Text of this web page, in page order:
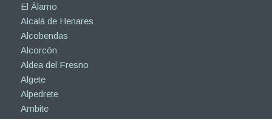
El Álamo
Alcalá de Henares
Alcobendas
Alcorcón
Aldea del Fresno
Algete
Alpedrete
Ambite